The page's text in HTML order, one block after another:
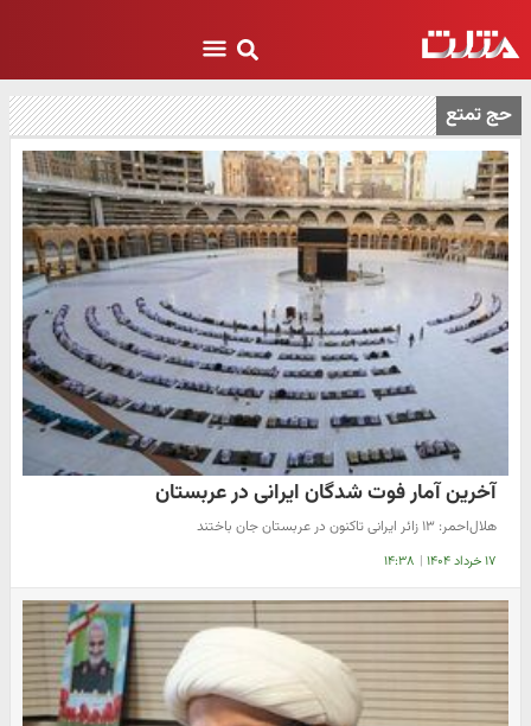
حج تمتع
آخرین آمار فوت شدگان ایرانی در عربستان
هلال‌احمر: ۱۳ زائر ایرانی تاکنون در عربستان جان باختند
۱۷ خرداد ۱۴۰۴ | ۱۴:۳۸